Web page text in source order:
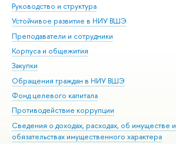
Руководство и структура
Устойчивое развитие в НИУ ВШЭ
Преподаватели и сотрудники
Корпуса и общежития
Закупки
Обращения граждан в НИУ ВШЭ
Фонд целевого капитала
Противодействие коррупции
Сведения о доходах, расходах, об имуществе и
обязательствах имущественного характера